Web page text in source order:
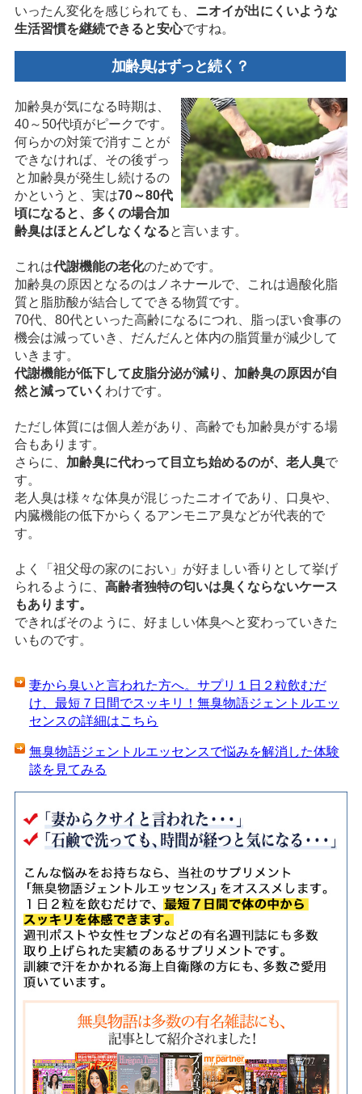
いったん変化を感じられても、 ニオイが出にくいような
生活習慣を継続できると安心ですね。
加齢臭はずっと続く？
加齢臭が気になる時期は、
40～50代頃がピークです。
何らかの対策で消すことが
できなければ、その後ずっ
と加齢臭が発生し続けるの
かというと、実は70～80代
頃になると、多くの場合加
齢臭はほとんどしなくなると言います。
これは代謝機能の老化のためです。
加齢臭の原因となるのはノネナールで、これは過酸化脂
質と脂肪酸が結合してできる物質です。
70代、80代といった高齢になるにつれ、脂っぽい食事の
機会は減っていき、だんだんと体内の脂質量が減少して
いきます。
代謝機能が低下して皮脂分泌が減り、加齢臭の原因が自
然と減っていく わけです。
ただし体質には個人差があり、高齢でも加齢臭がする場
合もあります。
さらに、 加齢臭に代わって目立ち始めるのが、老人臭で
す。
老人臭は様々な体臭が混じったニオイであり、口臭や、
内臓機能の低下からくるアンモニア臭などが代表的で
す。
よく「祖父母の家のにおい」が好ましい香りとして挙げ
られるように、 高齢者独特の匂いは臭くならないケース
もあります。
できればそのように、好ましい体臭へと変わっていきた
いものです。
妻から臭いと言われた方へ。サプリ１日２粒飲むだ
け、最短７日間でスッキリ！無臭物語ジェントルエッ
センスの詳細はこちら
無臭物語ジェントルエッセンスで悩みを解消した体験
談を見てみる